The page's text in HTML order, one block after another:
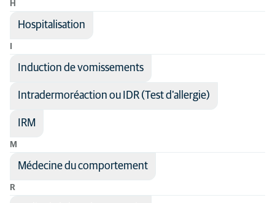
H
Hospitalisation
Induction de vomissements
Intradermoréaction ou IDR (Test d'allergie)
IRM
M
Médecine du comportement
R